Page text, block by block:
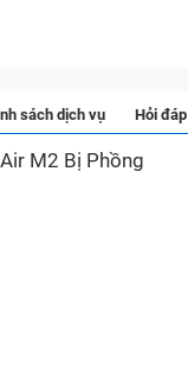
sách dịch vụ Hỏi đáp
M2 Bị Phồng